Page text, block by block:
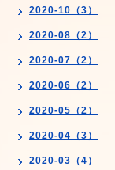
2020-10（3）
2020-08（2）
2020-07（2）
2020-06（2）
2020-05（2）
2020-04（3）
2020-03（4）